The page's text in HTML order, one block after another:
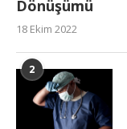
Dönüşümü
18 Ekim 2022
2